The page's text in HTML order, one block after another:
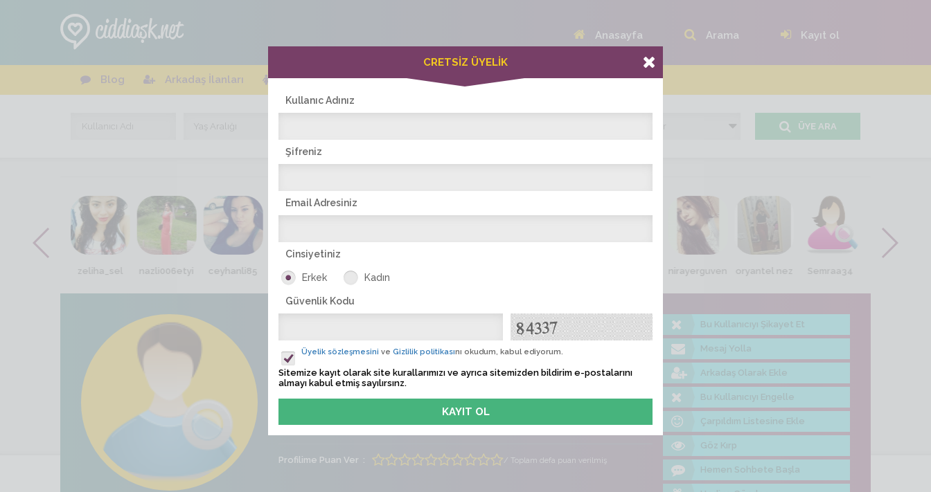
Anasayfa Arama Kayıt ol
Blog Arkadaş İlanları Online Bayanlar(247) Online Erkekler(379)
ÜYE ARA
zeliha_sel nazli006etyi ceyhanli85 zeynepim-ist simay-33 nirayerguven oryantel nez Semraa34
Albüme Bak
Ziyaret Tarihi
Cinsiyeti Erkek Yaş 25
Profilime Puan Ver / Toplam defa puan verilmiş
Bu Kullanıcıyı Şikayet Et
Mesaj Yolla
Arkadaş Olarak Ekle
Bu Kullanıcıyı Engelle
Çarpıldım Listesine Ekle
Göz Kırp
Hemen Sohbete Başla
CRETSİZ ÜYELİK
Kullanıc Adınız
Şifreniz
Email Adresiniz
Cinsiyetiniz
Erkek Kadın
Güvenlik Kodu
Üyelik sözleşmesini ve Gizlilik politikasını okudum, kabul ediyorum.
Sitemize kayıt olarak site kurallarımızı ve ayrıca sitemizden bildirim e-postalarını
almayı kabul etmiş sayılırsınz.